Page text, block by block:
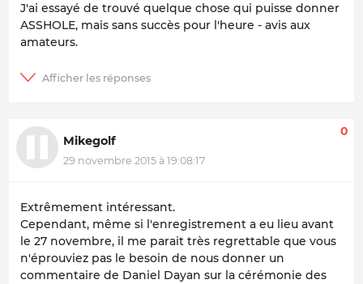
J'ai essayé de trouvé quelque chose qui puisse donner
ASSHOLE, mais sans succès pour l'heure - avis aux
amateurs.
Mikegolf
29 novembre 2015 à 19:08:17
0
Extrêmement intéressant.
Cependant, même si l'enregistrement a eu lieu avant
le 27 novembre, il me parait très regrettable que vous
n'éprouviez pas le besoin de nous donner un
commentaire de Daniel Dayan sur la cérémonie des